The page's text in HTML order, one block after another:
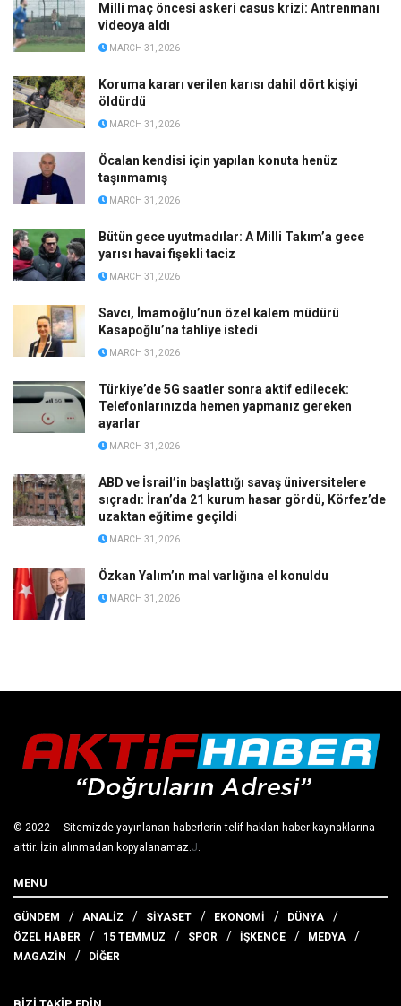
Milli maç öncesi askeri casus krizi: Antrenmanı
videoya aldı
MARCH 31, 2026
Koruma kararı verilen karısı dahil dört kişiyi
öldürdü
MARCH 31, 2026
Öcalan kendisi için yapılan konuta henüz
taşınmamış
MARCH 31, 2026
Bütün gece uyutmadılar: A Milli Takım’a gece
yarısı havai fişekli taciz
MARCH 31, 2026
Savcı, İmamoğlu’nun özel kalem müdürü
Kasapoğlu’na tahliye istedi
MARCH 31, 2026
Türkiye’de 5G saatler sonra aktif edilecek:
Telefonlarınızda hemen yapmanız gereken
ayarlar
MARCH 31, 2026
ABD ve İsrail’in başlattığı savaş üniversitelere
sıçradı: İran’da 21 kurum hasar gördü, Körfez’de
uzaktan eğitime geçildi
MARCH 31, 2026
Özkan Yalım’ın mal varlığına el konuldu
MARCH 31, 2026
© 2022 - - Sitemizde yayınlanan haberlerin telif hakları haber kaynaklarına
aittir. İzin alınmadan kopyalanamaz. J
MENU
GÜNDEM ANALİZ SİYASET EKONOMİ
DÜNYA
ÖZEL HABER
15 TEMMUZ SPOR İŞKENCE
MEDYA
MAGAZİN
DİĞER